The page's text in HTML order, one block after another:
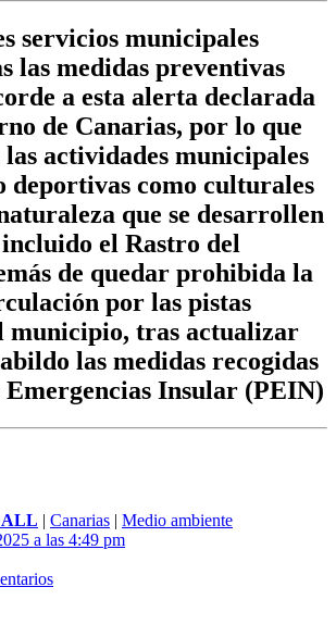
servicios municipales
las medidas preventivas
a esta alerta declarada
de Canarias, por lo que
las actividades municipales
deportivas como culturales
que se desarrollen
el Rastro del
de quedar prohibida la
por las pistas
municipio, tras actualizar
las medidas recogidas
Emergencias Insular (PEIN)
| Canarias | Medio ambiente
a las 4:49 pm